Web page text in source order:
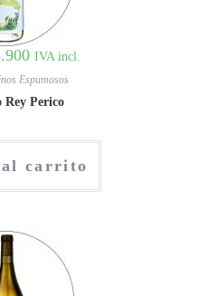
IVA incl.
Espumosos
Rey Perico
carrito